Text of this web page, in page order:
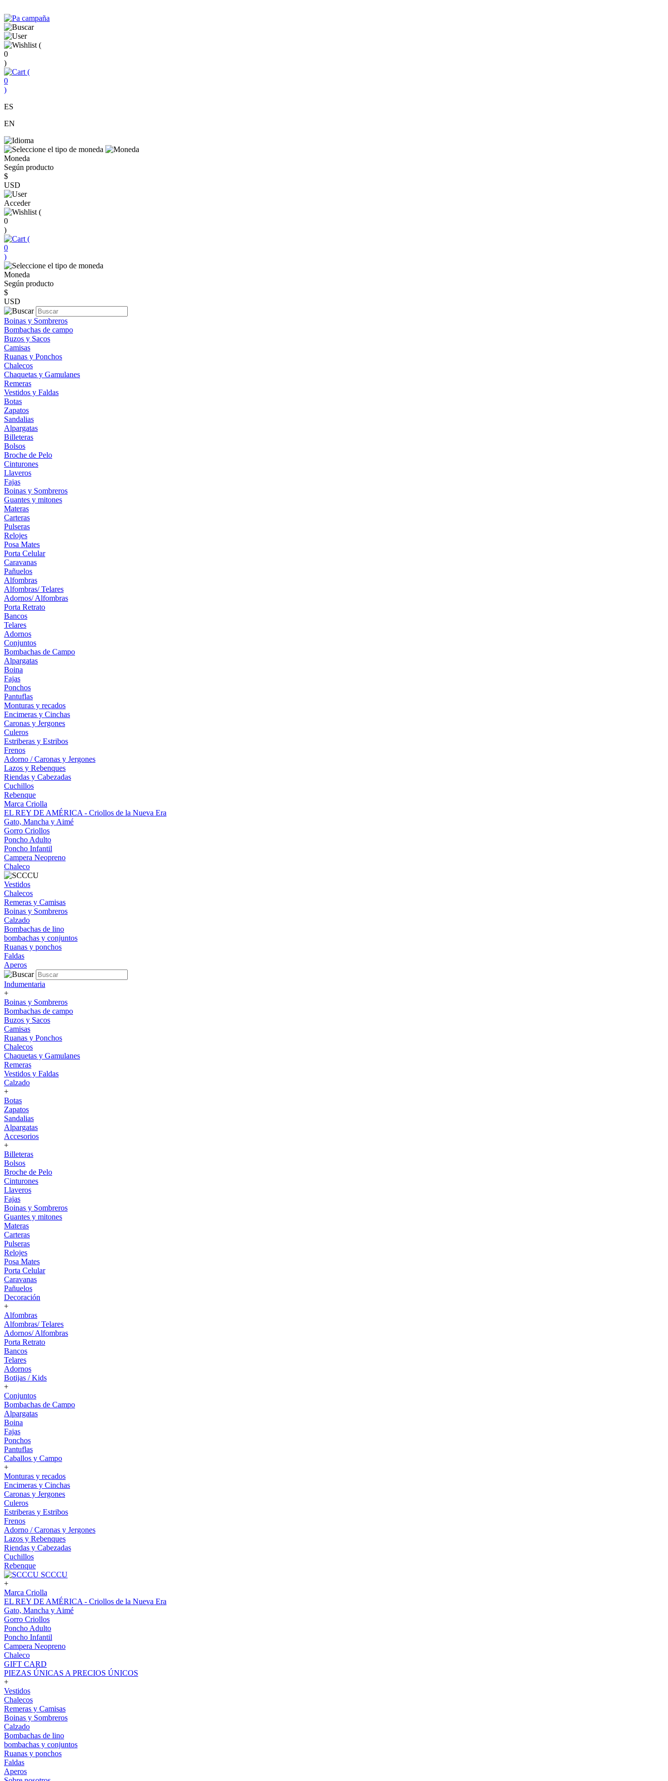
(
0
)
(
0
)
ES
EN
Moneda
Según producto
$
USD
Acceder
(
0
)
(
0
)
Moneda
Según producto
$
USD
Boinas y Sombreros
Bombachas de campo
Buzos y Sacos
Camisas
Ruanas y Ponchos
Chalecos
Chaquetas y Gamulanes
Remeras
Vestidos y Faldas
Botas
Zapatos
Sandalias
Alpargatas
Billeteras
Bolsos
Broche de Pelo
Cinturones
Llaveros
Fajas
Boinas y Sombreros
Guantes y mitones
Materas
Carteras
Pulseras
Relojes
Posa Mates
Porta Celular
Caravanas
Pañuelos
Alfombras
Alfombras/ Telares
Adornos/ Alfombras
Porta Retrato
Bancos
Telares
Adornos
Conjuntos
Bombachas de Campo
Alpargatas
Boina
Fajas
Ponchos
Pantuflas
Monturas y recados
Encimeras y Cinchas
Caronas y Jergones
Culeros
Estriberas y Estribos
Frenos
Adorno / Caronas y Jergones
Lazos y Rebenques
Riendas y Cabezadas
Cuchillos
Rebenque
Marca Criolla
EL REY DE AMÉRICA - Criollos de la Nueva Era
Gato, Mancha y Aimé
Gorro Criollos
Poncho Adulto
Poncho Infantil
Campera Neopreno
Chaleco
Vestidos
Chalecos
Remeras y Camisas
Boinas y Sombreros
Calzado
Bombachas de lino
bombachas y conjuntos
Ruanas y ponchos
Faldas
Aperos
Indumentaria
+
Boinas y Sombreros
Bombachas de campo
Buzos y Sacos
Camisas
Ruanas y Ponchos
Chalecos
Chaquetas y Gamulanes
Remeras
Vestidos y Faldas
Calzado
+
Botas
Zapatos
Sandalias
Alpargatas
Accesorios
+
Billeteras
Bolsos
Broche de Pelo
Cinturones
Llaveros
Fajas
Boinas y Sombreros
Guantes y mitones
Materas
Carteras
Pulseras
Relojes
Posa Mates
Porta Celular
Caravanas
Pañuelos
Decoración
+
Alfombras
Alfombras/ Telares
Adornos/ Alfombras
Porta Retrato
Bancos
Telares
Adornos
Botijas / Kids
+
Conjuntos
Bombachas de Campo
Alpargatas
Boina
Fajas
Ponchos
Pantuflas
Caballos y Campo
+
Monturas y recados
Encimeras y Cinchas
Caronas y Jergones
Culeros
Estriberas y Estribos
Frenos
Adorno / Caronas y Jergones
Lazos y Rebenques
Riendas y Cabezadas
Cuchillos
Rebenque
SCCCU
+
Marca Criolla
EL REY DE AMÉRICA - Criollos de la Nueva Era
Gato, Mancha y Aimé
Gorro Criollos
Poncho Adulto
Poncho Infantil
Campera Neopreno
Chaleco
GIFT CARD
PIEZAS ÚNICAS A PRECIOS ÚNICOS
+
Vestidos
Chalecos
Remeras y Camisas
Boinas y Sombreros
Calzado
Bombachas de lino
bombachas y conjuntos
Ruanas y ponchos
Faldas
Aperos